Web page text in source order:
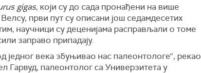
gigas, који су до сада пронађени на више
Велсу, први пут су описани још седамдесетих
научници су деценијама расправљали о томе
заправо припадају.
једног века збуњивао нас палеонтологе“, рекао
Гарвуд, палеонтолог са Универзитета у